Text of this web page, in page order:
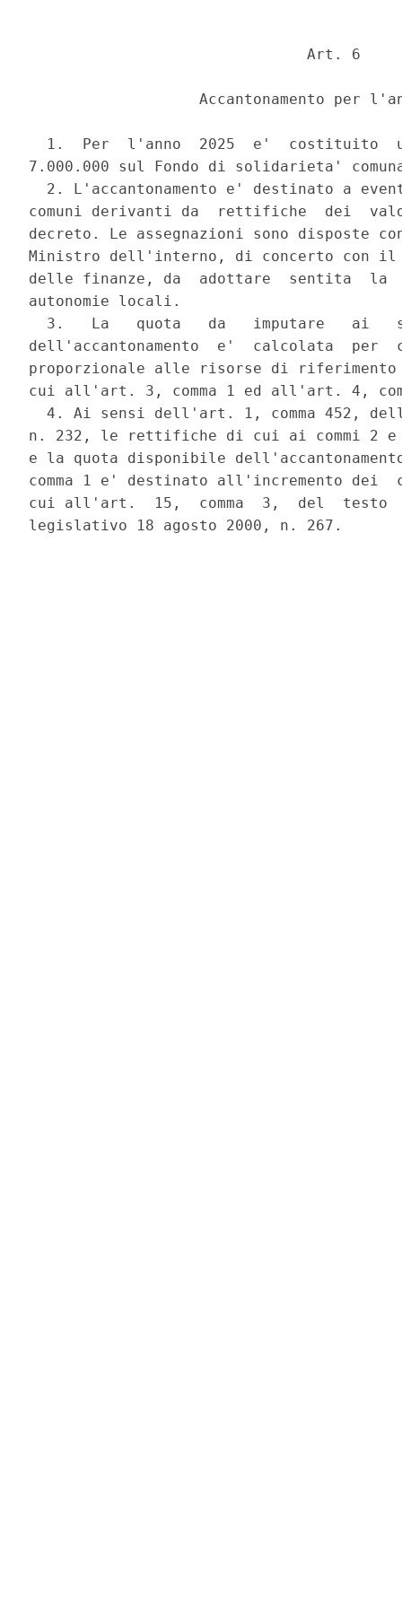
                               Art. 6
Accantonamento per
1.  Per  l'anno  2025  e'  costituito
7.000.000 sul Fondo di solidarieta'
2. L'accantonamento e' destinato a
comuni derivanti da  rettifiche  dei
decreto. Le assegnazioni sono disposte
Ministro dell'interno, di concerto con il
delle finanze, da  adottare  sentita  la
autonomie locali.
3.   La   quota   da   imputare   ai
dell'accantonamento  e'  calcolata  per
proporzionale alle risorse di
cui all'art. 3, comma 1 ed all'art. 4,
4. Ai sensi dell'art. 1, comma 452,
n. 232, le rettifiche di cui ai commi 2 e
e la quota disponibile
comma 1 e' destinato all'incremento
cui all'art.  15,  comma  3,  del  testo